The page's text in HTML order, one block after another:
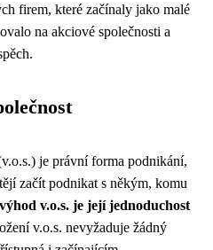
firem, které začínaly jako malé
na akciové společnosti a
je právní forma podnikání,
začít podnikat s někým, komu
v.o.s. je její jednoduchost
v.o.s. nevyžaduje žádný